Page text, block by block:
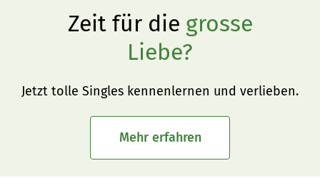
Zeit für die grosse
Liebe?
Jetzt tolle Singles kennenlernen und verlieben.
Mehr erfahren